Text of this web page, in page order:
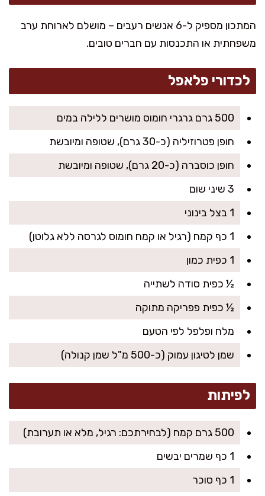
המתכון מספיק ל-6 אנשים רעבים – מושלם לארוחת ערב
משפחתית או התכנסות עם חברים טובים.
לכדורי פלאפל
500 גרם גרגרי חומוס מושרים ללילה במים
חופן פטרוזיליה (כ-30 גרם), שטופה ומיובשת
חופן כוסברה (כ-20 גרם), שטופה ומיובשת
3 שיני שום
1 בצל בינוני
1 כף קמח (רגיל או קמח חומוס לגרסה ללא גלוטן)
1 כפית כמון
½ כפית סודה לשתייה
½ כפית פפריקה מתוקה
מלח ופלפל לפי הטעם
שמן לטיגון עמוק (כ-500 מ"ל שמן קנולה)
לפיתות
500 גרם קמח (לבחירתכם: רגיל, מלא או תערובת)
1 כף שמרים יבשים
1 כף סוכר